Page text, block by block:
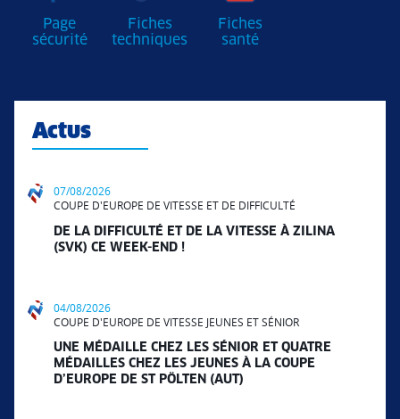
Page
sécurité
Fiches
techniques
Fiches
santé
Actus
07/08/2026
COUPE D'EUROPE DE VITESSE ET DE DIFFICULTÉ
DE LA DIFFICULTÉ ET DE LA VITESSE À ZILINA
(SVK) CE WEEK-END !
04/08/2026
COUPE D'EUROPE DE VITESSE JEUNES ET SÉNIOR
UNE MÉDAILLE CHEZ LES SÉNIOR ET QUATRE
MÉDAILLES CHEZ LES JEUNES À LA COUPE
D’EUROPE DE ST PÖLTEN (AUT)